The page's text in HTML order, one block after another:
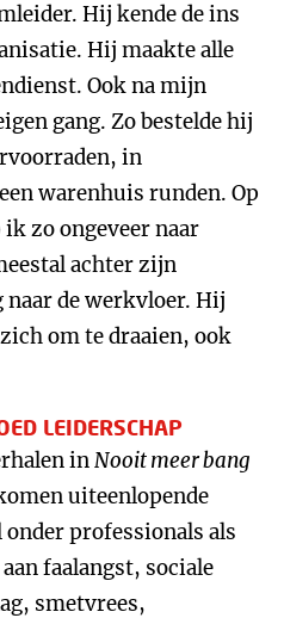
Hij kende de ins
Hij maakte alle
Ook na mijn
gang. Zo bestelde hij
in
warenhuis runden. Op
zo ongeveer naar
achter zijn
de werkvloer. Hij
om te draaien, ook
LEIDERSCHAP
inNooit meer bang
uiteenlopende
onder professionals als
faalangst, sociale
smetvrees,